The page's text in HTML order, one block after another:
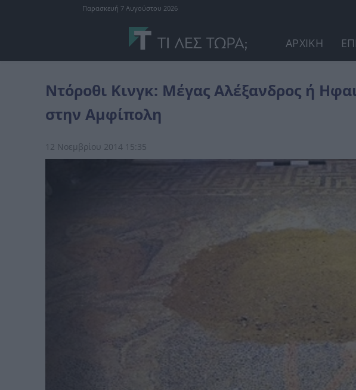
Παρασκευή 7 Αυγούστου 2026
ΑΡΧΙΚΗ
Nτόροθι Κινγκ: Μέγας Αλέξανδρος ή
στην Αμφίπολη
12 Νοεμβρίου 2014 15:35